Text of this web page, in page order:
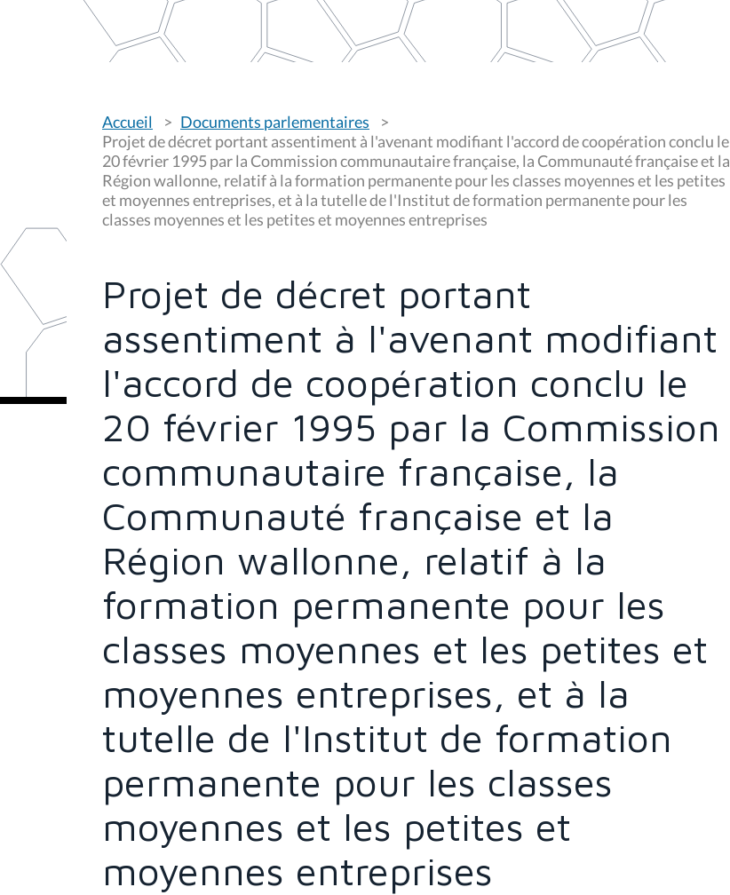
o
u
s
ê
t
e
s
i
:
Accueil
Documents parlementaires
Projet de décret portant assentiment à l'avenant modifiant l'accord de coopération conclu le
20 février 1995 par la Commission communautaire française, la Communauté française et la
Région wallonne, relatif à la formation permanente pour les classes moyennes et les petites
et moyennes entreprises, et à la tutelle de l'Institut de formation permanente pour les
classes moyennes et les petites et moyennes entreprises
Projet de décret portant
assentiment à l'avenant modifiant
l'accord de coopération conclu le
20 février 1995 par la Commission
communautaire française, la
Communauté française et la
Région wallonne, relatif à la
formation permanente pour les
classes moyennes et les petites et
moyennes entreprises, et à la
tutelle de l'Institut de formation
permanente pour les classes
moyennes et les petites et
moyennes entreprises